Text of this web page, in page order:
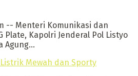
-- Menteri Komunikasi dan
Plate, Kapolri Jenderal Pol Listyo
Agung...